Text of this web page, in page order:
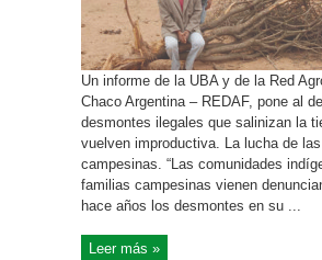
Un informe de la UBA y de la Red
Chaco Argentina – REDAF, pone al
desmontes ilegales que salinizan la
vuelven improductiva. La lucha de
campesinas. “Las comunidades
familias campesinas vienen
hace años los desmontes en su ...
Leer más »